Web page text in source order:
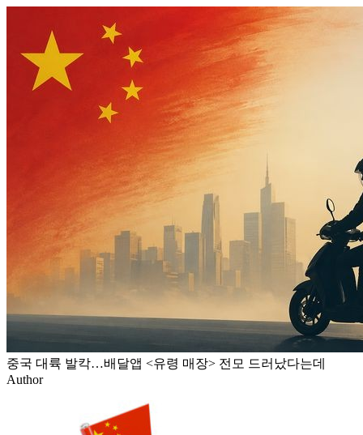
중국 대륙 발칵…배달앱 <유령 매장> 전모 드러났다는데
Author